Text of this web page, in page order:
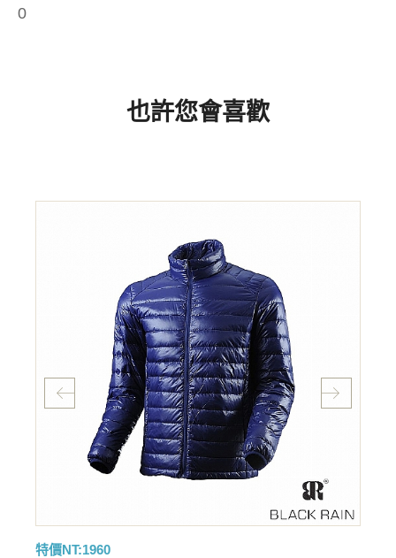
0
也許您會喜歡
特價NT:1960